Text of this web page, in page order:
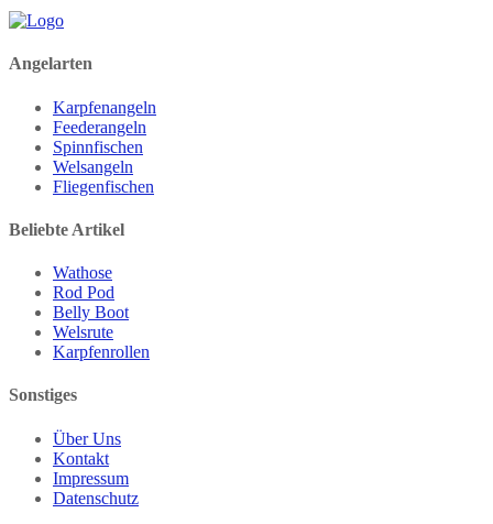
Angelarten
Karpfenangeln
Feederangeln
Spinnfischen
Welsangeln
Fliegenfischen
Beliebte Artikel
Wathose
Rod Pod
Belly Boot
Welsrute
Karpfenrollen
Sonstiges
Über Uns
Kontakt
Impressum
Datenschutz